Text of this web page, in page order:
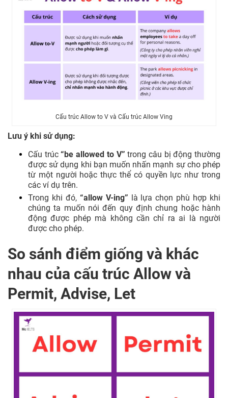
Cấu trúc Allow to V và Cấu trúc Allow Ving
Lưu ý khi sử dụng:
Cấu trúc“be allowed to V” trong câu bị động thường
được sử dụng khi bạn muốn nhấn mạnh sự cho phép
từ một người hoặc thực thể có quyền lực như trong
các ví dụ trên.
Trong khi đó, “allow V-ing” là lựa chọn phù hợp khi
chúng ta muốn nói đến quy định chung hoặc hành
động được phép mà không cần chỉ ra ai là người
được cho phép.
So sánh điểm giống và khác
nhau của cấu trúc Allow và
Permit, Advise, Let